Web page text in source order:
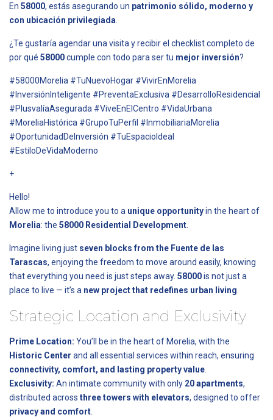
En 58000, estás asegurando un patrimonio sólido, moderno y
con ubicación privilegiada
¿Te gustaría agendar una visita y recibir el checklist completo de
por qué 58000cumple con todo para ser tu mejor inversión?
#58000Morelia #TuNuevoHogar #VivirEnMorelia
#InversiónInteligente #PreventaExclusiva #DesarrolloResidencial
#PlusvalíaAsegurada #ViveEnElCentro #VidaUrbana
#MoreliaHistórica #GrupoTuPerfil #InmobiliariaMorelia
#OportunidadDeInversión #TuEspacioIdeal
#EstiloDeVidaModerno
+
Hello!
Allow me to introduce you to a unique opportunityin the heart of
Morelia: the 58000 Residential Development
Imagine living just seven blocks from the Fuente de las
Tarascas, enjoying the freedom to move around easily, knowing
that everything you need is just steps away. 58000is not just a
place to live — it’s a new project that redefines urban living
Strategic Location and Exclusivity
Prime Location: You’ll be in the heart of Morelia, with the
Historic Center and all essential services within reach, ensuring
connectivity, comfort, and lasting property value
Exclusivity: An intimate community with only 20 apartments,
distributed across three towers with elevators, designed to offer
privacy and comfort